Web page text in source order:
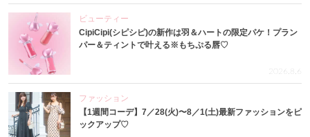
ビューティー
CipiCipi(シピシピ)の新作は羽＆ハートの限定パケ！プラン
パー＆ティントで叶える※もちぷる唇♡
2026.8.6
ファッション
【1週間コーデ】7／28(火)〜8／1(土)最新ファッションをピ
ックアップ♡